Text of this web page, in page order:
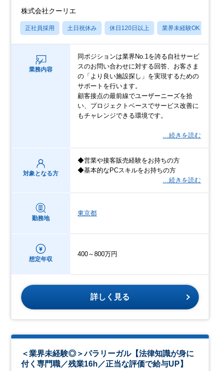
株式会社クーリエ
正社員採用 土日祝休み 休日120日以上 業界未経験OK
業務内容
同ポジションは業界No.1を誇る自社サービ
スのお問い合わせに対する回答、お客さま
の「より良い施設探し」を実現するための
サポートを行います。
顧客接点の最前線でユーザーニーズを拾
い、プロジェクトベースでサービス改善に
もチャレンジできる環境です。
…続きを読む
対象となる方
◆営業や接客販売経験をお持ちの方
◆基本的なPCスキルをお持ちの方
…続きを読む
勤務地
東京都
想定年収
400～800万円
詳しく見る
＜業界未経験◎＞パラリーガル【法律知識が身に
付く専門職／残業16h／正当な評価で給与UP】